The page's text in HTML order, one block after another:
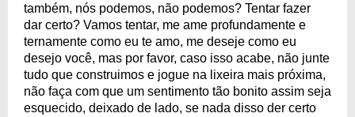
também, nós podemos, não podemos? Tentar fazer
dar certo? Vamos tentar, me ame profundamente e
ternamente como eu te amo, me deseje como eu
desejo você, mas por favor, caso isso acabe, não junte
tudo que construimos e jogue na lixeira mais próxima,
não faça com que um sentimento tão bonito assim seja
esquecido, deixado de lado, se nada disso der certo